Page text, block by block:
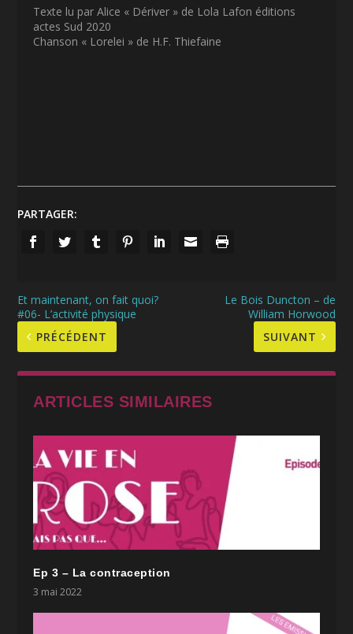
Texte lu par Alice « Dériver » de Lola Lafon éditions
actes Sud 2020
Chanson « Lorelei » de H.F. Thiefaine
PARTAGER:
Et maintenant, on fait quoi?
#06- L’activité physique
PRÉCÉDENT
Le Bois Duncton – de
William Horwood
SUIVANT
ARTICLES SIMILAIRES
Ep 3 – La contraception
3 mai 2022